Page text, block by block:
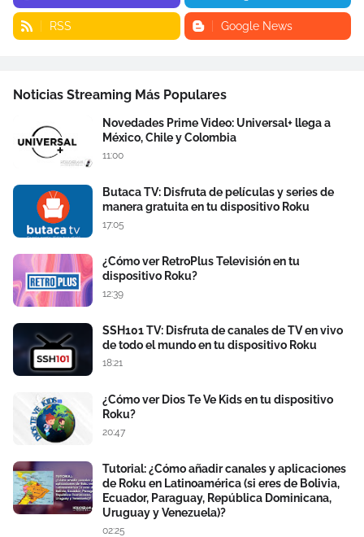
RSS Google News
Noticias Streaming Más Populares
Novedades Prime Video: Universal+ llega a
México, Chile y Colombia
11:00
Butaca TV: Disfruta de películas y series de
manera gratuita en tu dispositivo Roku
17:05
¿Cómo ver RetroPlus Televisión en tu
dispositivo Roku?
12:39
SSH101 TV: Disfruta de canales de TV en vivo
de todo el mundo en tu dispositivo Roku
18:21
¿Cómo ver Dios Te Ve Kids en tu dispositivo
Roku?
20:47
Tutorial: ¿Cómo añadir canales y aplicaciones
de Roku en Latinoamérica (si eres de Bolivia,
Ecuador, Paraguay, República Dominicana,
Uruguay y Venezuela)?
02:25